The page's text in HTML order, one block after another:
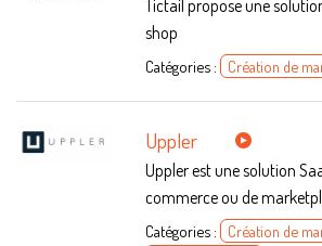
Tictail propose une
shop
Catégories : Création de
Uppler
Uppler est une solution
commerce ou de
Catégories :
Création de